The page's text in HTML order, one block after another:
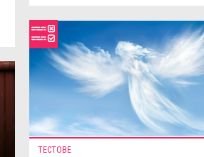
ТЕСТОВЕ